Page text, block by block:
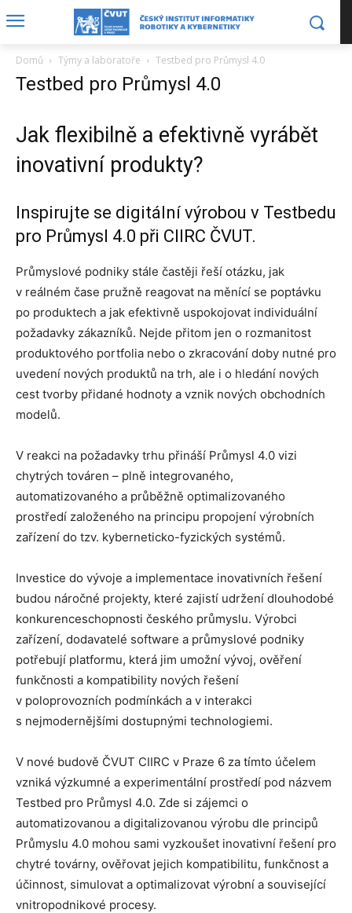
Domů Týmy a laboratoře Testbed pro Průmysl 4.0
Testbed pro Průmysl 4.0
Jak flexibilně a efektivně vyrábět
inovativní produkty?
Inspirujte se digitální výrobou v Testbedu
pro Průmysl 4.0 při CIIRC ČVUT.
Průmyslové podniky stále častěji řeší otázku, jak
v reálném čase pružně reagovat na měnící se poptávku
po produktech a jak efektivně uspokojovat individuální
požadavky zákazníků. Nejde přitom jen o rozmanitost
produktového portfolia nebo o zkracování doby nutné pro
uvedení nových produktů na trh, ale i o hledání nových
cest tvorby přidané hodnoty a vznik nových obchodních
modelů.
V reakci na požadavky trhu přináší Průmysl 4.0 vizi
chytrých továren – plně integrovaného,
automatizovaného a průběžně optimalizovaného
prostředí založeného na principu propojení výrobních
zařízení do tzv. kyberneticko-fyzických systémů.
Investice do vývoje a implementace inovativních řešení
budou náročné projekty, které zajistí udržení dlouhodobé
konkurenceschopnosti českého průmyslu. Výrobci
zařízení, dodavatelé software a průmyslové podniky
potřebují platformu, která jim umožní vývoj, ověření
funkčnosti a kompatibility nových řešení
v poloprovozních podmínkách a v interakci
s nejmodernějšími dostupnými technologiemi.
V nové budově ČVUT CIIRC v Praze 6 za tímto účelem
vzniká výzkumné a experimentální prostředí pod názvem
Testbed pro Průmysl 4.0. Zde si zájemci o
automatizovanou a digitalizovanou výrobu dle principů
Průmyslu 4.0 mohou sami vyzkoušet inovativní řešení pro
chytré továrny, ověřovat jejich kompatibilitu, funkčnost a
účinnost, simulovat a optimalizovat výrobní a související
vnitropodnikové procesy.